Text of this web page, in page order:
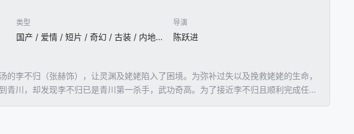
类型
国产 / 爱情 / 短片 / 奇幻 / 古装 / 内地剧
导演
陈跃进
李不归（张赫饰），让灵渊及姥姥陷入了困境。为弥补过失以及挽救姥姥的生命，
川，却发现李不归已是青川第⼀杀手，武功奇高。为了接近李不归且顺利完成任